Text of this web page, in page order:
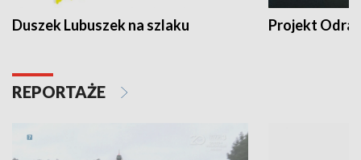
Duszek Lubuszek na szlaku Projekt Odra
REPORTAŻE